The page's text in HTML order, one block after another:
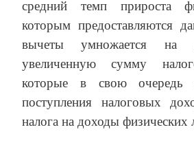
средний темп прироста
которым предоставляются
вычеты умножается на
увеличенную сумму
которые в свою очередь
поступления налоговых
налога на доходы физических